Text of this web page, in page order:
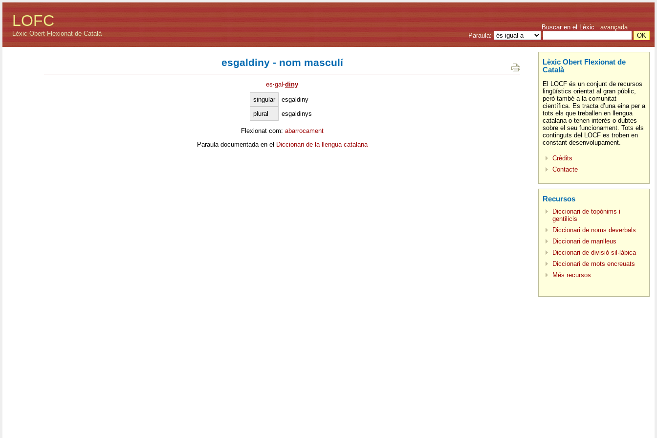
LOFC
Lèxic Obert Flexionat de Català
Buscar en el Lèxic avançada
Paraula:
esgaldiny - nom masculí
es·gal·diny
singular
esgaldiny
plural
esgaldinys
Flexionat com: abarrocament
Paraula documentada en el Diccionari de la llengua catalana
Lèxic Obert Flexionat de
Català
El LOCF és un conjunt de recursos
lingüístics orientat al gran públic,
però també a la comunitat
científica. Es tracta d’una eina per a
tots els que treballen en llengua
catalana o tenen interès o dubtes
sobre el seu funcionament. Tots els
continguts del LOCF es troben en
constant desenvolupament.
Crèdits
Contacte
Recursos
Diccionari de topònims i
gentilicis
Diccionari de noms deverbals
Diccionari de manlleus
Diccionari de divisió sil·làbica
Diccionari de mots encreuats
Més recursos